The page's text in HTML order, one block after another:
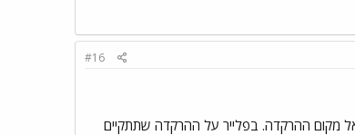
#16
אל מקום ההרקדה. בפלייר על ההרקדה שתתקיים